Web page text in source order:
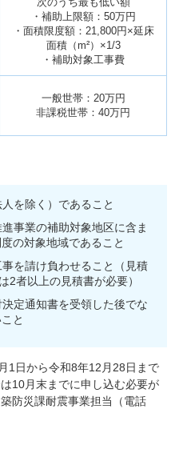
・補助上限額：50万円
・面積限度額：21,800円×延床
面積（m²）×1/3
・補助対象工事費
一般世帯：20万円
非課税世帯：40万円
を除く）であること
事業の補助対象地区に含ま
の対象地域であること
を請け負わせること（見積
2者以上の見積書が必要）
定通知書を受領した後でな
と
1日から令和8年12月28日まで
10月末までに申し込む必要が
防災課耐震事業担当（電話